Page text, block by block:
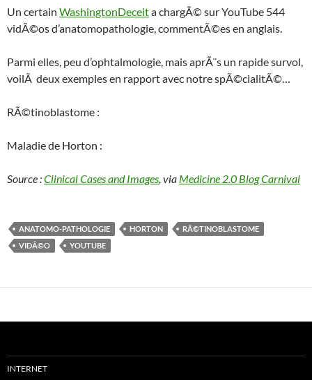
Un certain WashingtonDeceita chargÃ© sur YouTube 544
vidÃ©os d’anatomopathologie, commentÃ©es en anglais.
Parmi elles, peu d’ophtalmologie, mais aprÃ¨s un rapide survol,
voilÃ deux exemples en rapport avec notre spÃ©cialitÃ©…
RÃ©tinoblastome :
Maladie de Horton :
Source :Clinical Cases and Images, via Medicine 2.0 Blog Carnival
ANATOMO-PATHOLOGIE HORTON
RÃ©TINOBLASTOME
VIDÃ©O
YOUTUBE
INTERNET